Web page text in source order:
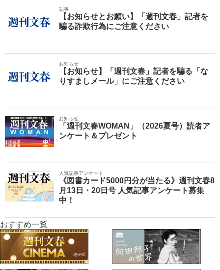
記事
【お知らせとお願い】「週刊文春」記者を
騙る詐欺行為にご注意ください
お知らせ
【お知らせ】「週刊文春」記者を騙る「な
りすましメール」にご注意ください
お知らせ
「週刊文春WOMAN」（2026夏号）読者ア
ンケート＆プレゼント
人気記事アンケート
《図書カード5000円分が当たる》週刊文春8
月13日・20日号 人気記事アンケート募集
中！
おすすめ一覧